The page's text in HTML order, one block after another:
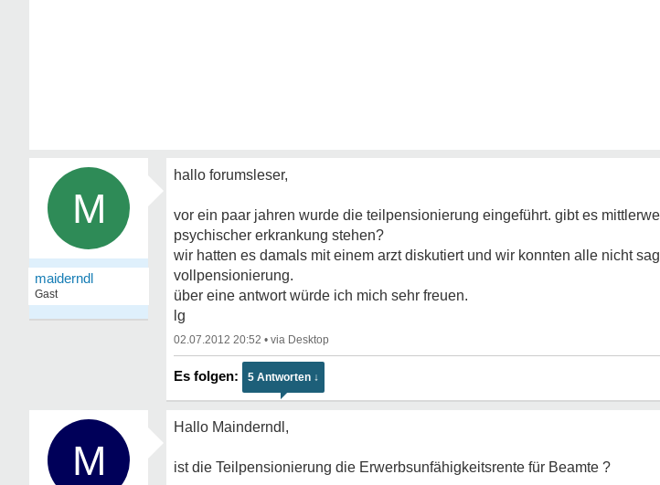
M
maiderndl
Gast
hallo forumsleser,
vor ein paar jahren wurde die teilpensionierung eingeführt. gibt es
psychischer erkrankung stehen?
wir hatten es damals mit einem arzt diskutiert und wir konnten alle nicht
vollpensionierung.
über eine antwort würde ich mich sehr freuen.
lg
02.07.2012 20:52 •
5 Antworten ↓
M
Hallo Mainderndl,
ist die Teilpensionierung die Erwerbsunfähigkeitsrente für Beamte ?